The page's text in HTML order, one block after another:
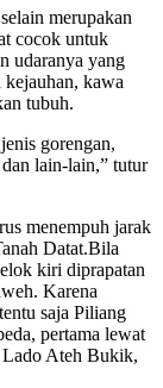
merupakan
cocok untuk
udaranya yang
kawa
tubuh.
gorengan,
lain-lain,” tutur
menempuh jarak
Datat.Bila
kiri diprapatan
Karena
saja Piliang
pertama lewat
Lado Ateh Bukik,